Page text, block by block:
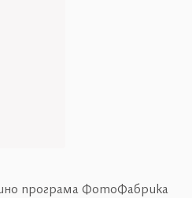
програма ФотоФабрика